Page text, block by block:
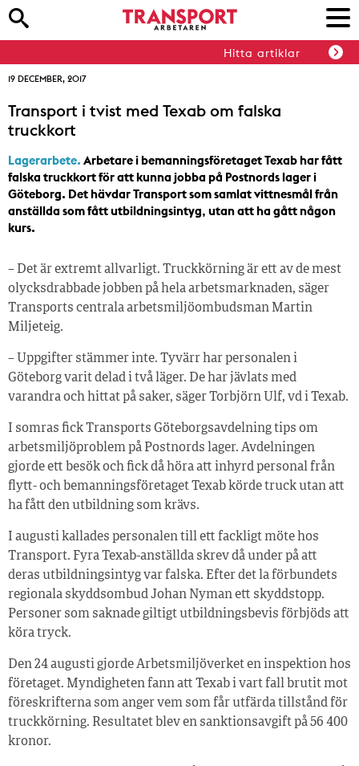
Hitta artiklar
19 DECEMBER, 2017
Transport i tvist med Texab om falska
truckkort
Lagerarbete. Arbetare i bemanningsföretaget Texab har fått
falska truckkort för att kunna jobba på Postnords lager i
Göteborg. Det hävdar Transport som samlat vittnesmål från
anställda som fått utbildningsintyg, utan att ha gått någon
kurs.
– Det är extremt allvarligt. Truckkörning är ett av de mest
olycksdrabbade jobben på hela arbetsmarknaden, säger
Transports centrala arbetsmiljöombudsman Martin
Miljeteig.
– Uppgifter stämmer inte. Tyvärr har personalen i
Göteborg varit delad i två läger. De har jävlats med
varandra och hittat på saker, säger Torbjörn Ulf, vd i Texab.
I somras fick Transports Göteborgsavdelning tips om
arbetsmiljöproblem på Postnords lager. Avdelningen
gjorde ett besök och fick då höra att inhyrd personal från
flytt- och bemanningsföretaget Texab körde truck utan att
ha fått den utbildning som krävs.
I augusti kallades personalen till ett fackligt möte hos
Transport. Fyra Texab-anställda skrev då under på att
deras utbildningsintyg var falska. Efter det la förbundets
regionala skyddsombud Johan Nyman ett skyddstopp.
Personer som saknade giltigt utbildningsbevis förbjöds att
köra tryck.
Den 24 augusti gjorde Arbetsmiljöverket en inspektion hos
företaget. Myndigheten fann att Texab i vart fall brutit mot
föreskrifterna som anger vem som får utfärda tillstånd för
truckkörning. Resultatet blev en sanktionsavgift på 56 400
kronor.